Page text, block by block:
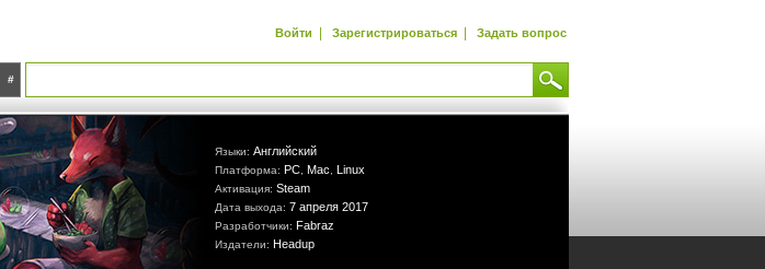
Войти | Зарегистрироваться | Задать вопрос
#
Языки: Английский
Платформа: PC Mac Linux
Активация: Steam
Дата выхода: 7 апреля 2017
Разработчики: Fabraz
Издатели: Headup